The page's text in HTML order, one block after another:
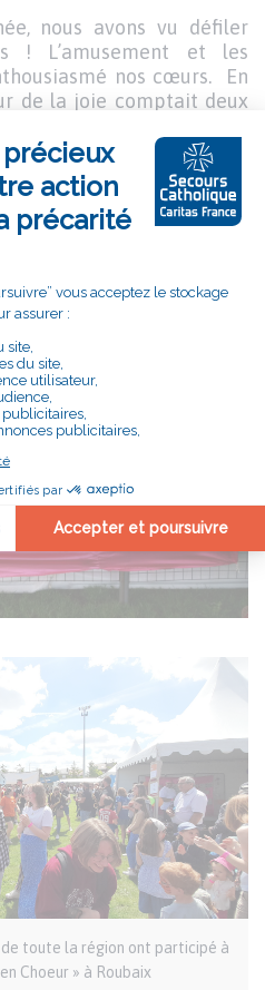
nous avons vu défiler
! L’amusement et les
nos cœurs. En
de la joie comptait deux
le bonheur de partager
que nous sommes
de toute la région ont participé à
Choeur » à Roubaix